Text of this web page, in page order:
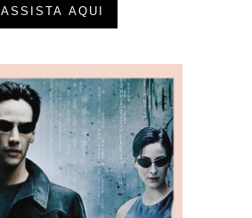
ASSISTA AQUI